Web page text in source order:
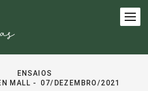
ENSAIOS
MALL
07/DEZEMBRO/2021